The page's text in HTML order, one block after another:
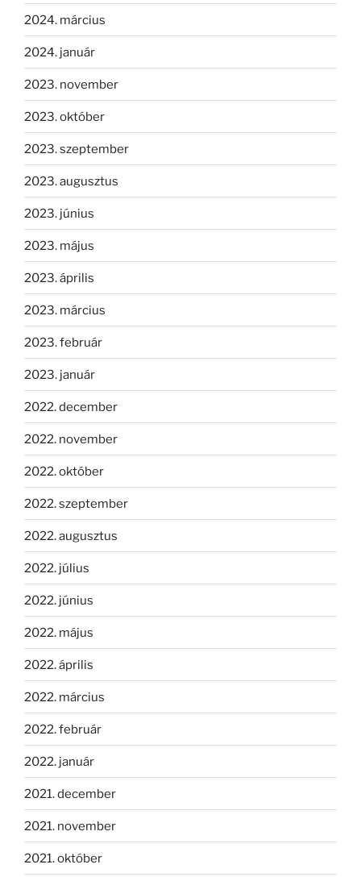
2024. március
2024. január
2023. november
2023. október
2023. szeptember
2023. augusztus
2023. június
2023. május
2023. április
2023. március
2023. február
2023. január
2022. december
2022. november
2022. október
2022. szeptember
2022. augusztus
2022. július
2022. június
2022. május
2022. április
2022. március
2022. február
2022. január
2021. december
2021. november
2021. október